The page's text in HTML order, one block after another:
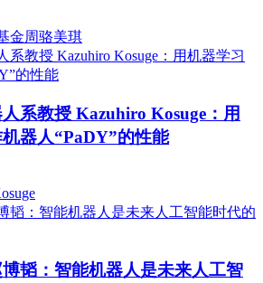
金周骆美琪
系教授 Kazuhiro Kosuge：用
器人“PaDY”的性能
韬：智能机器人是未来人工智